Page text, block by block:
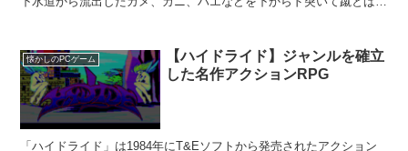
懐かしのPCゲーム
【ハイドライド】ジャンルを確立
した名作アクションRPG
「ハイドライド」は1984年にT&Eソフトから発売されたアクション